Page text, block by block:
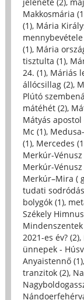
Makkosmária
(1), Mária
mennybevétele
(1), Mária
tisztulta (1),
24. (1), Máriás
állócsillag (2),
Plútó
mátéhét (2),
Mátyás apostol
Mc (1),
(1), Mercedes
Merkúr-
Merkúr-
Merkúr–Mira (
tudati
bolygók (1),
Székely
Mindenszentek
2021-es év? (2),
ünnepek -
Anyaistennő (1),
tranzitok (2),